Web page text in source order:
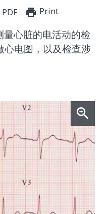
Print
量心脏的电活动的检
心电图，以及检查涉